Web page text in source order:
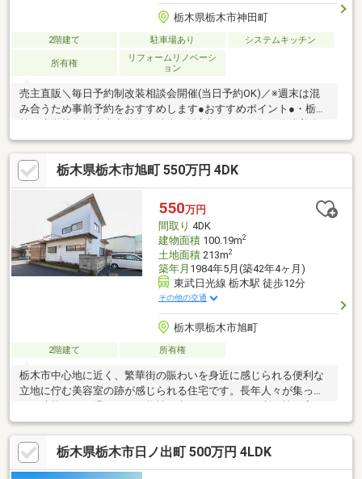
栃木県栃木市神田町
2階建て 駐車場あり システムキッチン
所有権
リフォームリノベーシ
ョン
売主直販＼毎日予約制改装相談会開催(当日予約OK)／※週末は混
み合うため事前予約をおすすめします●おすすめポイント●・栃木
です・２つのWICや納戸、シューズクロークが付いて収納力たっ
ぷりです・便利な電動シャッター付き【リフォーム内容】●クロ
ス張替え●水廻りCF張替え●畳表替え・襖、障子張替え●一部クッ
ションフロア張替え●ハウスクリーニング●庭整備お気軽にお問合
せください※価格には消費税、リフォーム費用を含みます
栃木県栃木市旭町 550万円 4DK
550万円
間取り 4DK
建物面積100.19m2
土地面積213m2
築年月 1984年5月(築42年4ヶ月)
東武日光線 栃木駅 徒歩12分
その他の交通
栃木県栃木市旭町
2階建て 所有権
栃木市中心地に近く、繁華街の賑わいを身近に感じられる便利な
立地に佇む美容室の跡が感じられる住宅です。長年人々が集って
環境は、暮らしにもビジネスにも柔軟に対応。リノベーションに
より、あなたの想いや夢を形にできる、唯一無二のステージがこ
こにあります。旭町のPRです。
栃木県栃木市日ノ出町 500万円 4LDK